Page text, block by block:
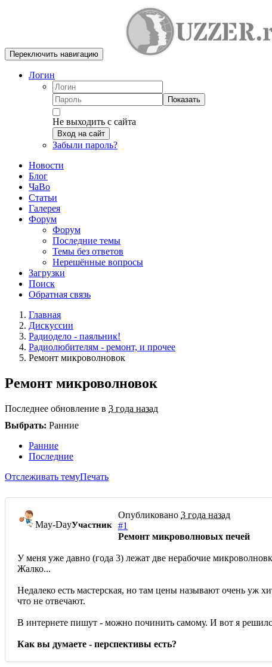
Переключить навигацию
Логин
Показать
Не выходить с сайта
Вход на сайт
Забыли пароль?
Новости
Блог
ЧаВо
Статьи
Галерея
Форум
Форум
Последние темы
Темы без ответов
Нерешённые вопросы
Загрузки
Поиск
Обратная связь
Главная
Дискуссии
Радиодело - паяльник!
Радиолюбителям - ремонт, и прочее
Ремонт микроволновок
Ремонт микроволновок
Последнее обновление в 3 года назад
Выбрать: Ранние
Ранние
Последние
Отслеживать темуПечать
May-DayУчастник
Опубликовано 3 года назад
#1
Ремонт микроволновых печей
У меня уже давно (года 3) лежат две нерабочие
Жалко...
Недалеко есть мастерская, но там цены называют очень уж
что не отвечают.
В интернете пишут - можно починить самому. И вот я
Как вы думаете - перспективы есть?